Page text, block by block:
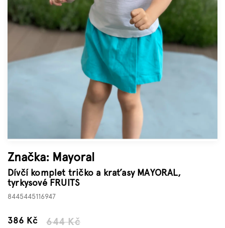
Značky
Značka: Mayoral
Dívčí komplet tričko a kraťasy MAYORAL,
tyrkysové FRUITS
8445445116947
644 Kč
386 KčMěrná